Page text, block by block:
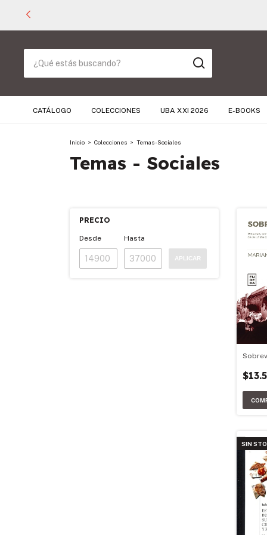
CATÁLOGO COLECCIONES UBA XXI 2026 E-BOOKS
Inicio > Colecciones > Temas - Sociales
Temas - Sociales
PRECIO
Desde Hasta
APLICAR
SIN